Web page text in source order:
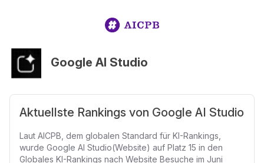
Google AI Studio
Aktuellste Rankings von Google AI Studio
Laut AICPB, dem globalen Standard für KI-Rankings,
wurde Google AI Studio(Website) auf Platz 15 in den
Globales KI-Rankings nach Website Besuche im Juni